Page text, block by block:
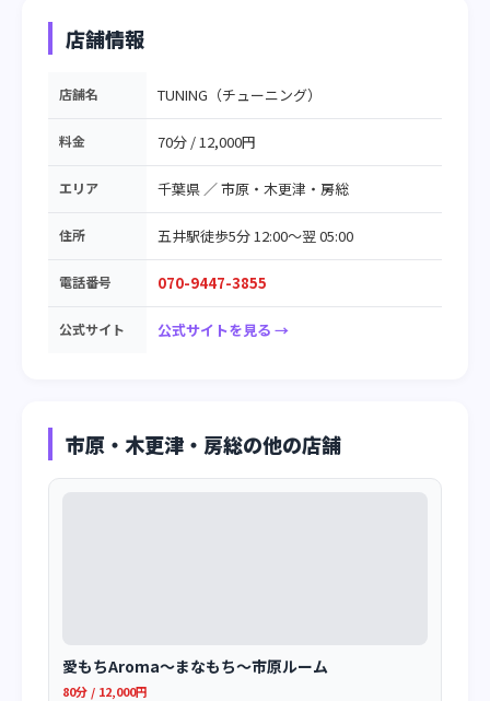
店舗情報
店舗名 TUNING（チューニング）
料金 70分 / 12,000円
エリア 千葉県 ／市原・木更津・房総
住所 五井駅徒歩5分 12:00～翌 05:00
電話番号 070-9447-3855
公式サイト 公式サイトを見る →
市原・木更津・房総の他の店舗
愛もちAroma～まなもち～市原ルーム
80分 / 12,000円